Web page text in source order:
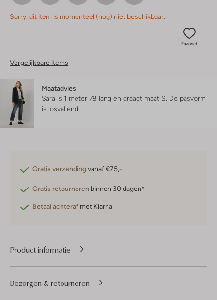
Sorry, dit item is momenteel (nog) niet beschikbaar.
Favoriet
Vergelijkbare items
Maatadvies
Sara is 1 meter 78 lang en draagt maat S. De pasvorm
is losvallend
Gratis verzendingvanaf €75,-
Gratis retourneren binnen 30 dagen*
Betaal achteraf met Klarna
Product informatie
Bezorgen & retourneren